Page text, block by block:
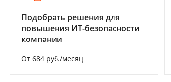
Подобрать решения для
повышения ИТ-безопасности
компании
От 684 руб./месяц